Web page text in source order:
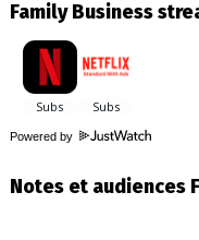
Family Business
Powered by
Notes et audiences